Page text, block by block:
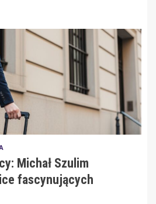
Michał Szulim
fascynujących